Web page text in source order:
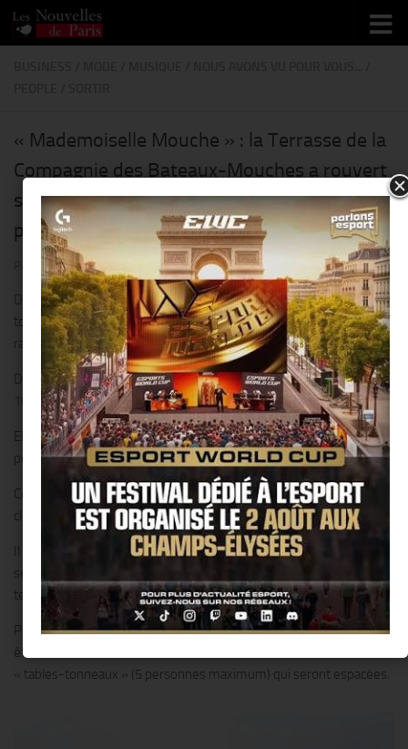
Skip to content
« Mademoiselle Mouche » : la Terrasse de la
Compagnie des Bateaux-Mouches a rouvert
ses portes, pour une deuxième saison @
place de l’Alma !!
THIERRY KER 6 JUILLET 2020· MIS À JOUR 6 JUILLET 2020
Dans un esprit toujours festif, en plein air, sur la Seine et face à la
tour Eiffel la mise en place du lieu a été cette année repensée, en
raison de la situation sanitaire actuelle.
Des mini terrasses privatives (6) ont été créés avec une capacité de
10 personnes maximum par terrasse.
Elles seront uniquement accessibles sur réservation, afin de
pouvoir mieux gérer le flux des personnes présentes.
Ces mini-terrasses seront désinfectées entre chaque groupe de
clients.
Il n’y aura pas d’accès direct au bar mais le personnel en charge du
service viendra prendre les commandes, directement sur les
terrasses.
Pour les groupes qui seront moins de dix personnes, ils pourront
être accueillis et s’installer comme l’année dernière autour de
« tables-tonneaux » (5 personnes maximum) qui seront espacées.